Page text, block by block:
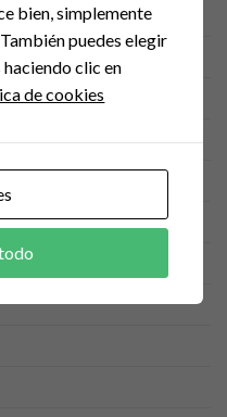
bien, simplemente
puedes elegir
clic en
de cookies